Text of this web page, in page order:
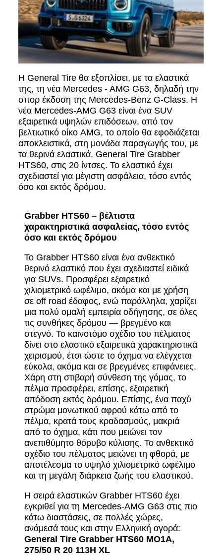
Η General Tire θα εξοπλίσει, με τα ελαστικά
της, τη νέα Mercedes - AMG G63, δηλαδή την
σπορ έκδοση της Mercedes-Benz G-Class. Η
νέα Mercedes-AMG G63 είναι ένα SUV
εξαιρετικά υψηλών επιδόσεων, από τον
βελτιωτικό οίκο AMG, το οποίο θα εφοδιάζεται
αποκλειστικά, στη μονάδα παραγωγής του, με
τα θερινά ελαστικά, General Tire Grabber
HTS60, στις 20 ίντσες. Το ελαστικό έχει
σχεδιαστεί για μέγιστη ασφάλεια, τόσο εντός
όσο και εκτός δρόμου.
Grabber HTS60 – βέλτιστα
χαρακτηριστικά ασφαλείας, τόσο εντός
όσο και εκτός δρόμου
Το Grabber HTS60 είναι ένα ανθεκτικό
θερινό ελαστικό που έχει σχεδιαστεί ειδικά
για SUVs. Προσφέρει εξαιρετικό
χιλιομετρικό ωφέλιμο, ακόμα και με χρήση
σε off road έδαφος, ενώ παράλληλα, χαρίζει
μια πολύ ομαλή εμπειρία οδήγησης, σε όλες
τις συνθήκες δρόμου — βρεγμένο και
στεγνό. Το καινοτόμο σχέδιο του πέλματος
δίνει στο ελαστικό εξαιρετικά χαρακτηριστικά
χειρισμού, έτσι ώστε το όχημα να ελέγχεται
εύκολα, ακόμα και σε βρεγμένες επιφάνειες.
Χάρη στη στιβαρή σύνθεση της γόμας, το
πέλμα προσφέρει, επίσης, εξαιρετική
απόδοση εκτός δρόμου. Επίσης, ένα παχύ
στρώμα μονωτικού αφρού κάτω από το
πέλμα, κρατά τους κραδασμούς, μακριά
από το όχημα, κάτι που μειώνει τον
ανεπιθύμητο θόρυβο κύλισης. Το ανθεκτικό
σχέδιο του πέλματος μειώνει τη φθορά, με
αποτέλεσμα το υψηλό χιλιομετρικό ωφέλιμο
και τη μεγάλη διάρκεια ζωής του ελαστικού.
Η σειρά ελαστικών Grabber HTS60 έχει
εγκριθεί για τη Mercedes-AMG G63 στις πιο
κάτω διαστάσεις, σε πολλές χώρες,
ανάμεσά τους και στην Ελληνική αγορά:
General Tire Grabber HTS60 MO1A,
275/50 R 20 113H XL